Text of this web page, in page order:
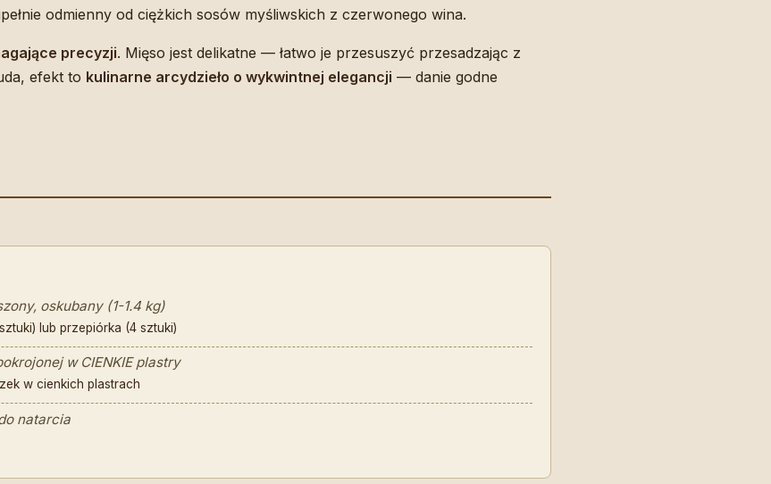
odmienny od ciężkich sosów myśliwskich z czerwonego wina.
precyzji. Mięso jest delikatne — łatwo je przesuszyć przesadzając z
efekt to kulinarne arcydzieło o wykwintnej elegancji — danie godne
oskubany (1-1.4 kg)
lub przepiórka (4 sztuki)
w CIENKIE plastry
w cienkich plastrach
natarcia